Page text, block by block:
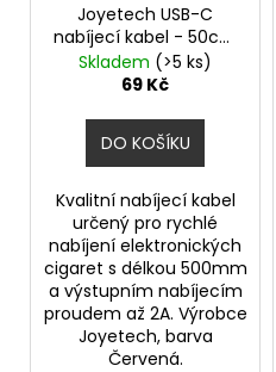
Joyetech USB-C
nabíjecí kabel - 50cm
- Red
Skladem (>5 ks)
69 Kč
DO KOŠÍKU
Kvalitní nabíjecí kabel
určený pro rychlé
nabíjení elektronických
cigaret s délkou 500mm
a výstupním nabíjecím
proudem až 2A. Výrobce
Joyetech, barva
Červená.